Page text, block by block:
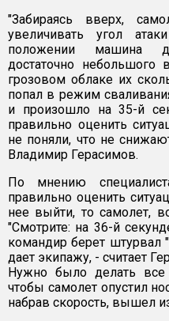
"Забираясь вверх,
увеличивать угол
положении машина
достаточно
грозовом облаке их
попал в режим
и произошло на 35-й
правильно оценить
не поняли, что не
Владимир Герасимов.
По мнению
правильно оценить
нее выйти, то самолет,
"Смотрите: на 36-й
командир берет штурвал
дает экипажу, - считает
Нужно было делать все
чтобы самолет опустил
набрав скорость, вышел